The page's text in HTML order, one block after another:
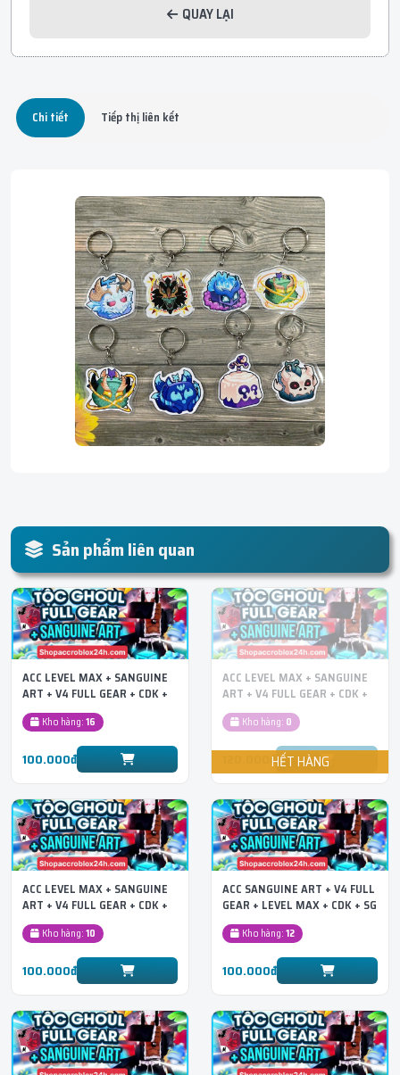
QUAY LẠI
Chi tiết Tiếp thị liên kết
Sản phẩm liên quan
ACC LEVEL MAX + SANGUINE
ART + V4 FULL GEAR + CDK +
SG + Tộc Thiên Thần
Kho hàng:16
100.000đ
ACC LEVEL MAX + SANGUINE
ART + V4 FULL GEAR + CDK +
SG Tộc Quỷ
Kho hàng: 0
120.000đ
ACC LEVEL MAX + SANGUINE
ART + V4 FULL GEAR + CDK +
SG TỘC THỎ
Kho hàng:10
100.000đ
ACC SANGUINE ART + V4 FULL
GEAR + LEVEL MAX + CDK + SG
+ Tộc Người
Kho hàng:12
100.000đ